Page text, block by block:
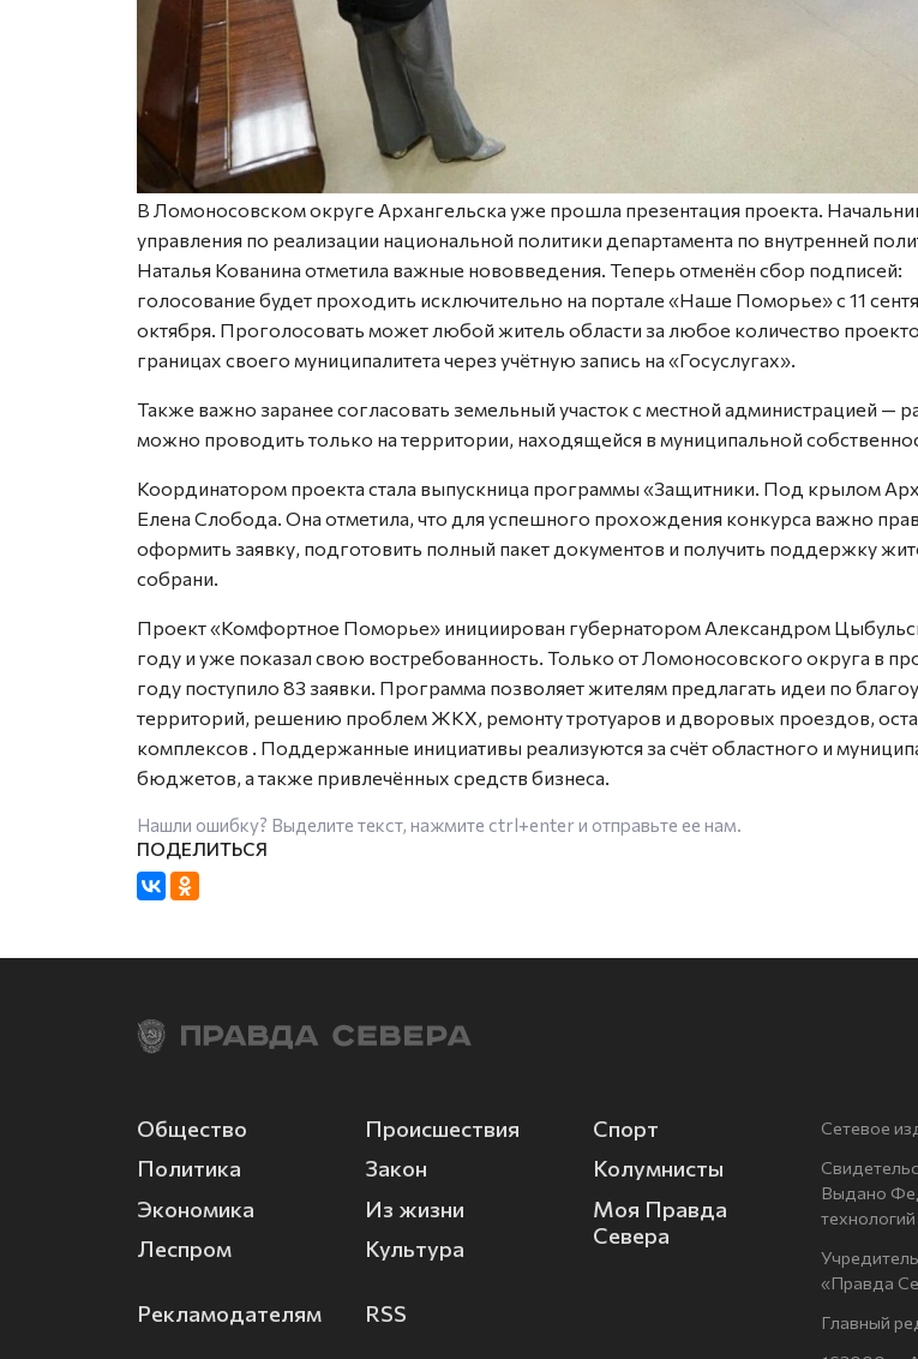
В Ломоносовском округе Архангельска уже прошла презентация проекта.
управления по реализации национальной политики департамента по внутренней
Наталья Кованина отметила важные нововведения. Теперь отменён сбор подписей:
голосование будет проходить исключительно на портале «Наше Поморье» с 11
октября. Проголосовать может любой житель области за любое количество
границах своего муниципалитета через учётную запись на «Госуслугах».
Также важно заранее согласовать земельный участок с местной администрацией —
можно проводить только на территории, находящейся в муниципальной
Координатором проекта стала выпускница программы «Защитники. Под крылом
Елена Слобода. Она отметила, что для успешного прохождения конкурса важно
оформить заявку, подготовить полный пакет документов и получить поддержку
собрани.
Проект «Комфортное Поморье» инициирован губернатором Александром
году и уже показал свою востребованность. Только от Ломоносовского округа в
году поступило 83 заявки. Программа позволяет жителям предлагать идеи по
территорий, решению проблем ЖКХ, ремонту тротуаров и дворовых проездов,
комплексов
. Поддержанные инициативы реализуются за счёт областного и
бюджетов, а также привлечённых средств бизнеса.
Нашли ошибку? Выделите текст, нажмите ctrl+enterи отправьте ее нам.
Общество
Политика
Экономика
Леспром
Происшествия
Закон
Из жизни
Культура
Спорт
Колумнисты
Моя Правда
Севера
Рекламодателям RSS
Сетевое
Выдано
«Правда
Главный